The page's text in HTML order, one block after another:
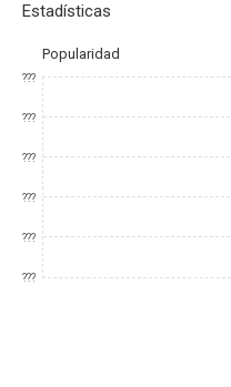
Estadísticas
Popularidad
???
???
???
???
???
???